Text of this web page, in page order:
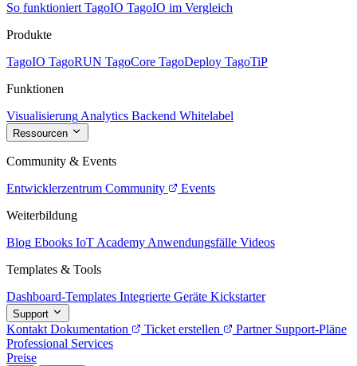
So funktioniert TagoIO TagoIO im Vergleich
Produkte
TagoIO TagoRUN TagoCore TagoDeploy TagoTiP
Funktionen
Visualisierung Analytics Backend Whitelabel
Ressourcen
Community & Events
Entwicklerzentrum Community
Events
Weiterbildung
Blog Ebooks IoT Academy Anwendungsfälle Videos
Templates & Tools
Dashboard-Templates Integrierte Geräte Kickstarter
Support
Kontakt Dokumentation Ticket erstellen Partner Support-Pläne
Professional Services
Preise